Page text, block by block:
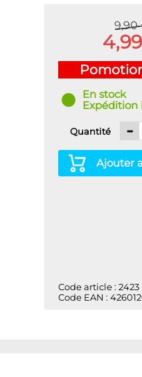
9,90
En stock
Quantité -
Ajouter
Code article : 2423
Code EAN :